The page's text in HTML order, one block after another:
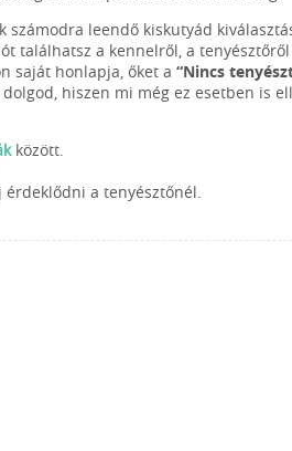
leendő kiskutyád
találhatsz a kennelről, a tenyésztőről
saját honlapja, őket a “Nincs
hiszen mi még ez esetben is
között.
a tenyésztőnél.